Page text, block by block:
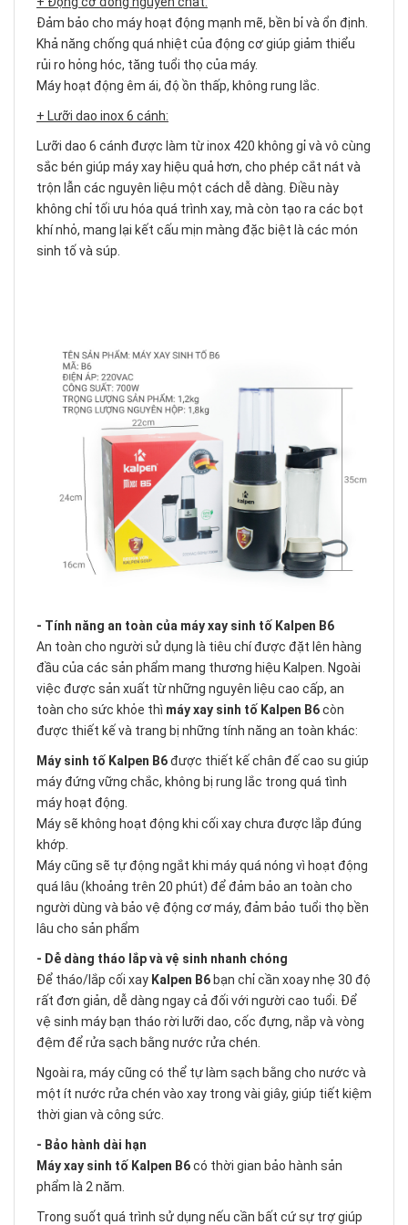
Đảm bảo cho máy hoạt động mạnh mẽ, bền bỉ và ổn định.
Khả năng chống quá nhiệt của động cơ giúp giảm thiểu
rủi ro hỏng hóc, tăng tuổi thọ của máy.
Máy hoạt động êm ái, độ ồn thấp, không rung lắc.
+ Lưỡi dao inox 6 cánh:
Lưỡi dao 6 cánh được làm từ inox 420 không gỉ và vô cùng
sắc bén giúp máy xay hiệu quả hơn, cho phép cắt nát và
trộn lẫn các nguyên liệu một cách dễ dàng. Điều này
không chỉ tối ưu hóa quá trình xay, mà còn tạo ra các bọt
khí nhỏ, mang lại kết cấu mịn màng đặc biệt là các món
sinh tố và súp.
- Tính năng an toàn của máy xay sinh tố Kalpen B6
An toàn cho người sử dụng là tiêu chí được đặt lên hàng
đầu của các sản phẩm mang thương hiệu Kalpen. Ngoài
việc được sản xuất từ những nguyên liệu cao cấp, an
toàn cho sức khỏe thì máy xay sinh tố Kalpen B6còn
được thiết kế và trang bị những tính năng an toàn khác:
Máy sinh tố Kalpen B6được thiết kế chân đế cao su giúp
máy đứng vững chắc, không bị rung lắc trong quá tình
máy hoạt động.
Máy sẽ không hoạt động khi cối xay chưa được lắp đúng
khớp.
Máy cũng sẽ tự động ngắt khi máy quá nóng vì hoạt động
quá lâu (khoảng trên 20 phút) để đảm bảo an toàn cho
người dùng và bảo vệ động cơ máy, đảm bảo tuổi thọ bền
lâu cho sản phẩm
- Dễ dàng tháo lắp và vệ sinh nhanh chóng
Để tháo/lắp cối xay Kalpen B6 bạn chỉ cần xoay nhẹ 30 độ
rất đơn giản, dễ dàng ngay cả đối với người cao tuổi. Để
vệ sinh máy bạn tháo rời lưỡi dao, cốc đựng, nắp và vòng
đệm để rửa sạch bằng nước rửa chén.
Ngoài ra, máy cũng có thể tự làm sạch bằng cho nước và
một ít nước rửa chén vào xay trong vài giây, giúp tiết kiệm
thời gian và công sức.
- Bảo hành dài hạn
Máy xay sinh tố Kalpen B6có thời gian bảo hành sản
phẩm là 2 năm.
Trong suốt quá trình sử dụng nếu cần bất cứ sự trợ giúp